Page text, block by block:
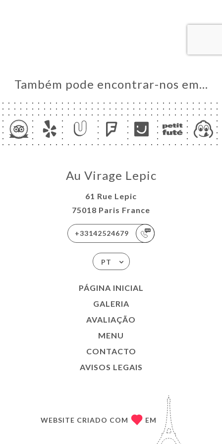
Também pode encontrar-nos em…
Au Virage Lepic
61 Rue Lepic
75018 Paris France
+33142524679
PT
PÁGINA INICIAL
GALERIA
AVALIAÇÃO
MENU
CONTACTO
AVISOS LEGAIS
WEBSITE CRIADO COM EM